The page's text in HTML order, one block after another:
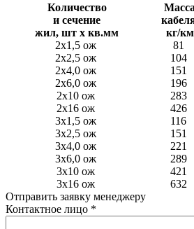
Количество
и сечение
жил, шт х кв.мм
Масса
кг/км
2x1,5 ож
81
2x2,5 ож
104
2x4,0 ож
151
2x6,0 ож
196
2x10 ож
283
2x16 ож
426
3x1,5 ож
116
3x2,5 ож
151
3x4,0 ож
221
3x6,0 ож
289
3x10 ож
421
3x16 ож
632
Отправить заявку менеджеру
Контактное лицо *